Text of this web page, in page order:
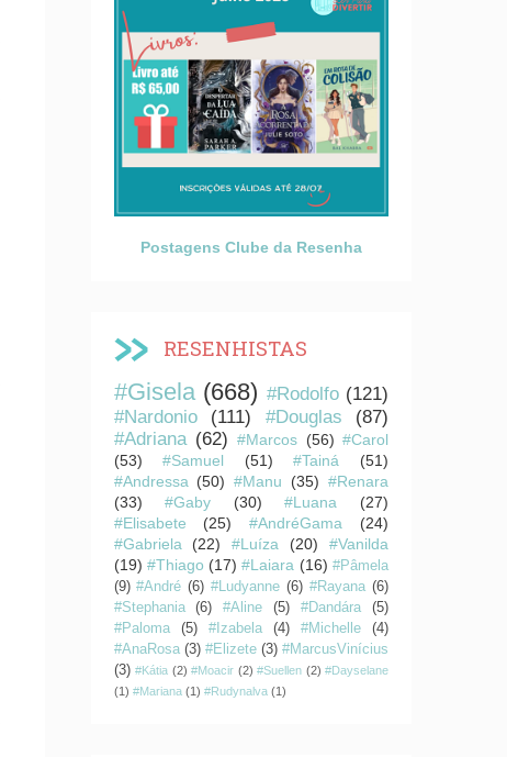
Postagens Clube da Resenha
RESENHISTAS
#Gisela (668) #Rodolfo (121)
#Nardonio
(111) #Douglas
(87)
#Adriana (62) #Marcos (56) #Carol
(53)
#Samuel (51) #Tainá
(51)
#Andressa (50) #Manu (35) #Renara
(33)
#Gaby (30) #Luana
(27)
#Elisabete
(25) #AndréGama
(24)
#Gabriela
(22) #Luíza (20)
#Vanilda
(19) #Thiago (17) #Laiara (16) #Pâmela
(9) #André (6) #Ludyanne (6) #Rayana (6)
#Stephania
(6) #Aline (5) #Dandára
(5)
#Paloma
(5) #Izabela (4) #Michelle
(4)
#AnaRosa (3) #Elizete (3) #MarcusVinícius
(3) #Kátia (2) #Moacir (2) #Suellen (2) #Dayselane
(1) #Mariana (1) #Rudynalva (1)